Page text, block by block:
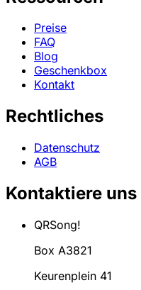
Preise
FAQ
Blog
Geschenkbox
Kontakt
Rechtliches
Datenschutz
AGB
Kontaktiere uns
QRSong!
Box A3821
Keurenplein 41